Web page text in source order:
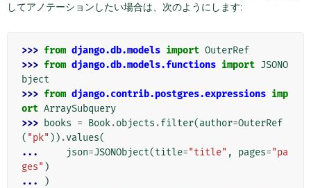
してアノテーションしたい場合は、次のようにします:
>>> from django.db.models import OuterRef
>>> from django.db.models.functions import JSONO
bject
>>> from django.contrib.postgres.expressions imp
ort ArraySubquery
>>> books = Book.objects .filter(author=OuterRef
( "pk" )) .values(
...
json=JSONObject(title="title" , pages="pa
ges" )
...
)